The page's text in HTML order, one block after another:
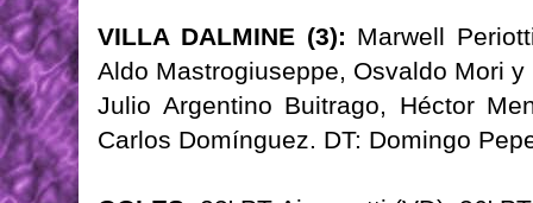
VILLA DALMINE (3): Marwell
Aldo Mastrogiuseppe, Osvaldo Mori
Julio Argentino Buitrago, Héctor
Carlos Domínguez. DT: Domingo